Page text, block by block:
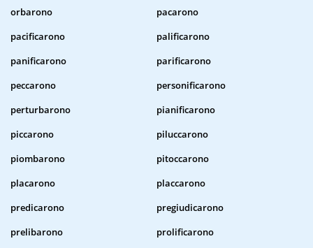
orbarono
pacarono
pacificarono
palificarono
panificarono
parificarono
peccarono
personificarono
perturbarono
pianificarono
piccarono
piluccarono
piombarono
pitoccarono
placarono
placcarono
predicarono
pregiudicarono
prelibarono
prolificarono